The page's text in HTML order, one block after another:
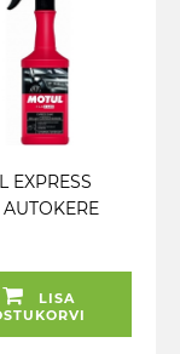
EXPRESS
LÄIKIV
LISA